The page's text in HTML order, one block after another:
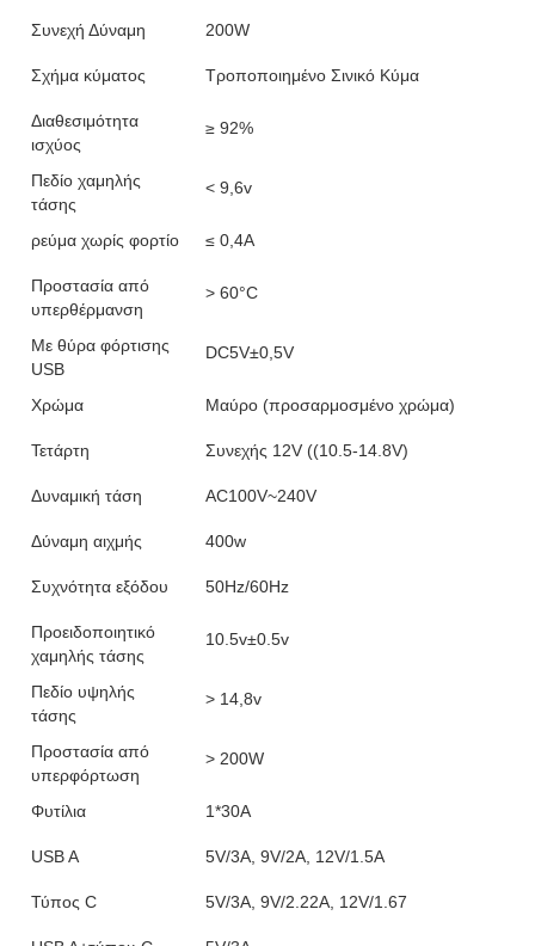
Συνεχή Δύναμη 200W
Σχήμα κύματος Τροποποιημένο Σινικό Κύμα
Διαθεσιμότητα
ισχύος
≥ 92%
Πεδίο χαμηλής
τάσης
< 9,6v
ρεύμα χωρίς φορτίο ≤ 0,4A
Προστασία από
υπερθέρμανση
> 60°C
Με θύρα φόρτισης
USB
DC5V±0,5V
Χρώμα Μαύρο (προσαρμοσμένο χρώμα)
Τετάρτη Συνεχής 12V ((10.5-14.8V)
Δυναμική τάση AC100V~240V
Δύναμη αιχμής 400w
Συχνότητα εξόδου 50Hz/60Hz
Προειδοποιητικό
χαμηλής τάσης
10.5v±0.5v
Πεδίο υψηλής
τάσης
> 14,8v
Προστασία από
υπερφόρτωση
> 200W
Φυτίλια 1*30A
USB A 5V/3A, 9V/2A, 12V/1.5A
Τύπος C 5V/3A, 9V/2.22A, 12V/1.67